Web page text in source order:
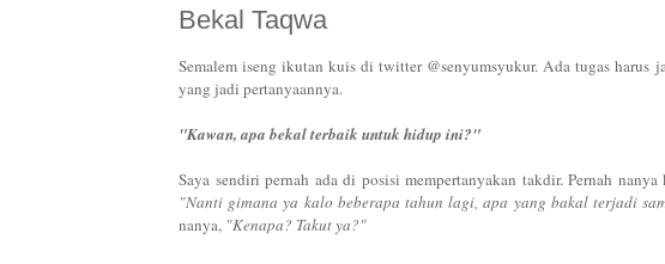
Bekal Taqwa
Semalem iseng ikutan kuis di twitter @senyumsyukur. Ada tugas
yang jadi pertanyaannya.
"Kawan, apa bekal terbaik untuk hidup ini?"
Saya sendiri pernah ada di posisi mempertanyakan takdir. Pernah
"Nanti gimana ya kalo beberapa tahun lagi, apa yang bakal terjadi
nanya, "Kenapa? Takut ya?"